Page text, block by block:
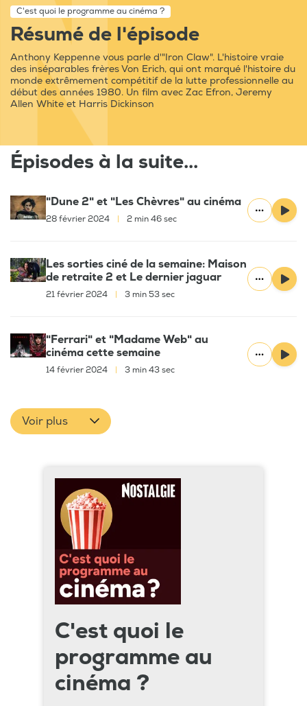
C'est quoi le programme au cinéma ?
Résumé de l'épisode
Anthony Keppenne vous parle d'"Iron Claw". L'histoire vraie
des inséparables frères Von Erich, qui ont marqué l'histoire du
monde extrêmement compétitif de la lutte professionnelle au
début des années 1980. Un film avec Zac Efron, Jeremy
Allen White et Harris Dickinson
Épisodes à la suite...
"Dune 2" et "Les Chèvres" au cinéma
28 février 2024 2 min 46 sec
Les sorties ciné de la semaine: Maison
de retraite 2 et Le dernier jaguar
21 février 2024 3 min 53 sec
"Ferrari" et "Madame Web" au
cinéma cette semaine
14 février 2024 3 min 43 sec
Voir plus
C'est quoi le
programme au
cinéma ?